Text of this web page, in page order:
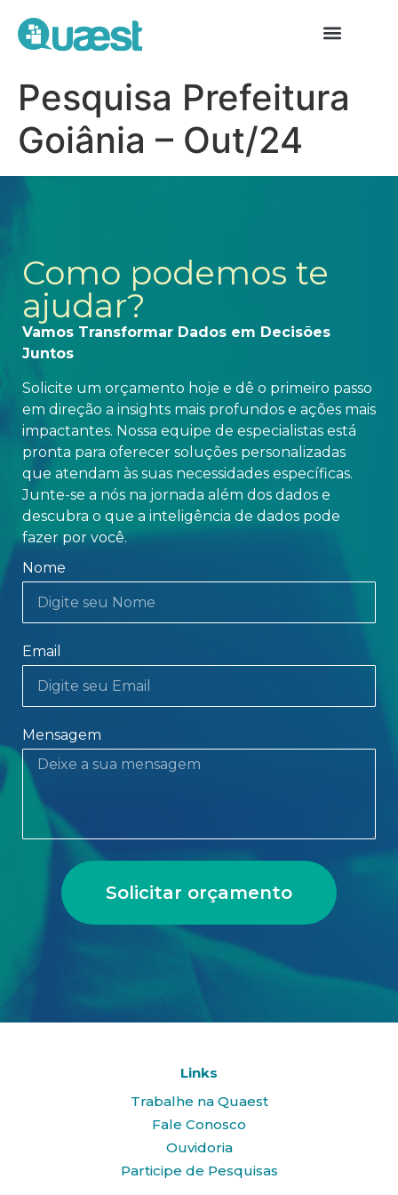
Pesquisa Prefeitura
Goiânia – Out/24
Como podemos te
ajudar?
Vamos Transformar Dados em Decisões
Juntos
Solicite um orçamento hoje e dê o primeiro passo
em direção a insights mais profundos e ações mais
impactantes. Nossa equipe de especialistas está
pronta para oferecer soluções personalizadas
que atendam às suas necessidades específicas.
Junte-se a nós na jornada além dos dados e
descubra o que a inteligência de dados pode
fazer por você.
Nome
Email
Mensagem
Solicitar orçamento
Links
Trabalhe na Quaest
Fale Conosco
Ouvidoria
Participe de Pesquisas